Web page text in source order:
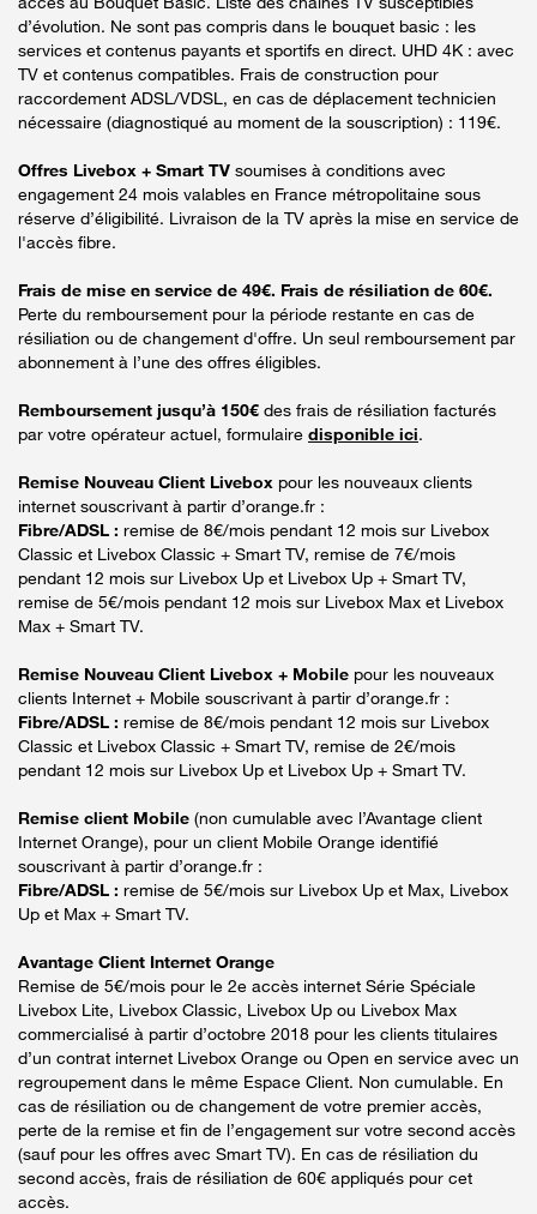
d’évolution. Ne sont pas compris dans le bouquet basic : les
services et contenus payants et sportifs en direct. UHD 4K : avec
TV et contenus compatibles. Frais de construction pour
raccordement ADSL/VDSL, en cas de déplacement technicien
nécessaire (diagnostiqué au moment de la souscription) : 119€.
Offres Livebox + Smart TV soumises à conditions avec
engagement 24 mois valables en France métropolitaine sous
réserve d’éligibilité. Livraison de la TV après la mise en service de
l'accès fibre.
Frais de mise en service de 49€. Frais de résiliation de 60€.
Perte du remboursement pour la période restante en cas de
résiliation ou de changement d'offre. Un seul remboursement par
abonnement à l’une des offres éligibles.
Remboursement jusqu’à 150€ des frais de résiliation facturés
par votre opérateur actuel, formulaire disponible ici.
Remise Nouveau Client Livebox pour les nouveaux clients
internet souscrivant à partir d’orange.fr :
Fibre/ADSL : remise de 8€/mois pendant 12 mois sur Livebox
Classic et Livebox Classic + Smart TV, remise de 7€/mois
pendant 12 mois sur Livebox Up et Livebox Up + Smart TV,
remise de 5€/mois pendant 12 mois sur Livebox Max et Livebox
Max + Smart TV.
Remise Nouveau Client Livebox + Mobile pour les nouveaux
clients Internet + Mobile souscrivant à partir d’orange.fr :
Fibre/ADSL : remise de 8€/mois pendant 12 mois sur Livebox
Classic et Livebox Classic + Smart TV, remise de 2€/mois
pendant 12 mois sur Livebox Up et Livebox Up + Smart TV.
Remise client Mobile (non cumulable avec l’Avantage client
Internet Orange), pour un client Mobile Orange identifié
souscrivant à partir d’orange.fr :
Fibre/ADSL : remise de 5€/mois sur Livebox Up et Max, Livebox
Up et Max + Smart TV.
Avantage Client Internet Orange
Remise de 5€/mois pour le 2e accès internet Série Spéciale
Livebox Lite, Livebox Classic, Livebox Up ou Livebox Max
commercialisé à partir d’octobre 2018 pour les clients titulaires
d’un contrat internet Livebox Orange ou Open en service avec un
regroupement dans le même Espace Client. Non cumulable. En
cas de résiliation ou de changement de votre premier accès,
perte de la remise et fin de l’engagement sur votre second accès
(sauf pour les offres avec Smart TV). En cas de résiliation du
second accès, frais de résiliation de 60€ appliqués pour cet
accès.